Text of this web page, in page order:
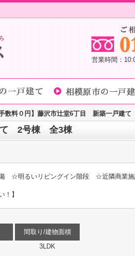
営業時間：
手数料０円】藤沢市辻堂6丁目 新築一戸建
て 2号棟 全3棟
☆明るいリビングイン階段 ☆近隣商業
！】
間取り/建物面積
3LDK